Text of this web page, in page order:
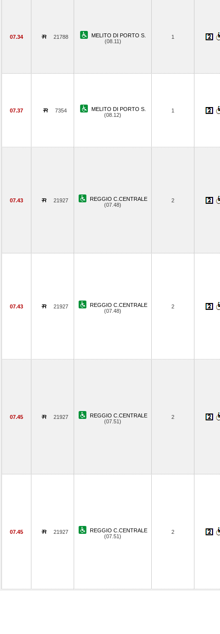
07.34 21788
MELITO DI PORTO S.
(08.11)
1
07.37 7354
MELITO DI PORTO S.
(08.12)
1
07.43 21927
REGGIO C.CENTRALE
(07.48)
2
07.43 21927
REGGIO C.CENTRALE
(07.48)
2
07.45 21927
REGGIO C.CENTRALE
(07.51)
2
07.45 21927
REGGIO C.CENTRALE
(07.51)
2